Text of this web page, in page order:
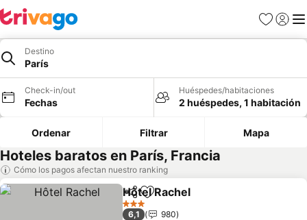
Favoritos
Iniciar
Destino
París
Check-in/out
Fechas
Huéspedes/habitaciones
2 huéspedes, 1 habitación
Ordenar Filtrar Mapa
Hoteles baratos en París, Francia
Cómo los pagos afectan nuestro ranking
CompartirAgregar a favoritos
Hôtel Rachel
3 Estrellas
6,1
980